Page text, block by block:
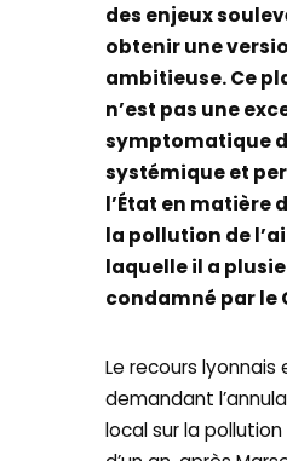
des enjeux
obtenir une
ambitieuse. Ce
n’est pas une
symptomatique
systémique et
l’État en matière
la pollution de
laquelle il a
condamné par le
Le recours
demandant
local sur la pollution